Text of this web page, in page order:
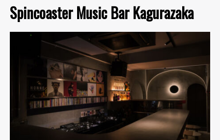
Spincoaster Music Bar Kagurazaka